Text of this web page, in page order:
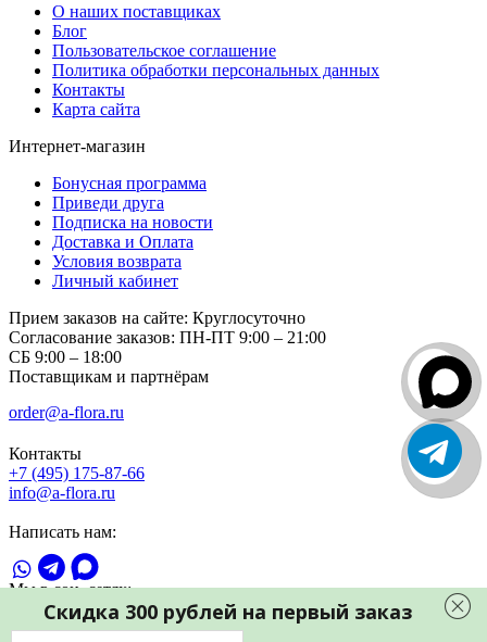
Скидка 300 рублей на первый заказ
О наших поставщиках
Блог
Пользовательское соглашение
Политика обработки персональных данных
Контакты
Карта сайта
Интернет-магазин
Бонусная программа
Приведи друга
Подписка на новости
Доставка и Оплата
Условия возврата
Личный кабинет
Прием заказов на сайте: Круглосуточно
Согласование заказов: ПН-ПТ 9:00 – 21:00
СБ 9:00 – 18:00
Поставщикам и партнёрам
order@a-flora.ru
Контакты
+7 (495) 175-87-66
info@a-flora.ru
Написать нам:
Мы в соц. сетях: